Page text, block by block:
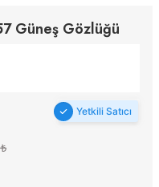
Güneş Gözlüğü
Yetkili Satıcı